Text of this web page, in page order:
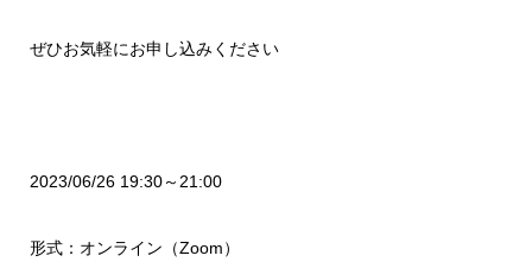
ぜひお気軽にお申し込みください
2023/06/26 19:30～21:00
形式：オンライン（Zoom）